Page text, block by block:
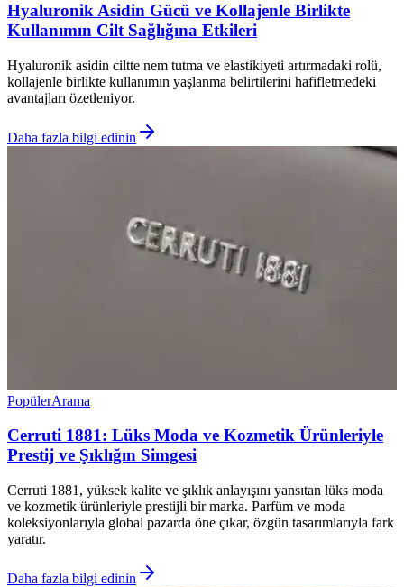
Hyaluronik Asidin Gücü ve Kollajenle Birlikte
Kullanımın Cilt Sağlığına Etkileri
Hyaluronik asidin ciltte nem tutma ve elastikiyeti artırmadaki rolü,
kollajenle birlikte kullanımın yaşlanma belirtilerini hafifletmedeki
avantajları özetleniyor.
Daha fazla bilgi edinin
PopülerArama
Cerruti 1881: Lüks Moda ve Kozmetik Ürünleriyle
Prestij ve Şıklığın Simgesi
Cerruti 1881, yüksek kalite ve şıklık anlayışını yansıtan lüks moda
ve kozmetik ürünleriyle prestijli bir marka. Parfüm ve moda
koleksiyonlarıyla global pazarda öne çıkar, özgün tasarımlarıyla fark
yaratır.
Daha fazla bilgi edinin